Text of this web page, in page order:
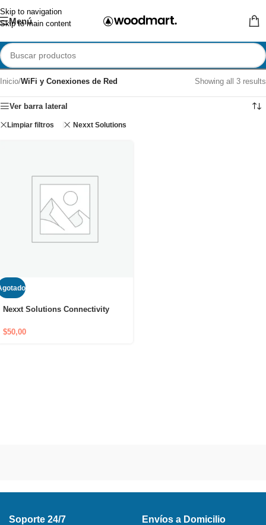
Skip to navigation
Skip to main content
Menú
Inicio/WiFi y Conexiones de Red Showing all 3 results
Ver barra lateral
Limpiar filtros Nexxt Solutions
Nexxt Solutions Connectivity
3600AC USADO
$50,00
Soporte 24/7 Envíos a Domicilio